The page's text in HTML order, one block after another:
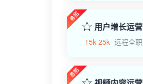
用户增长运营
15k-25k 远程全职